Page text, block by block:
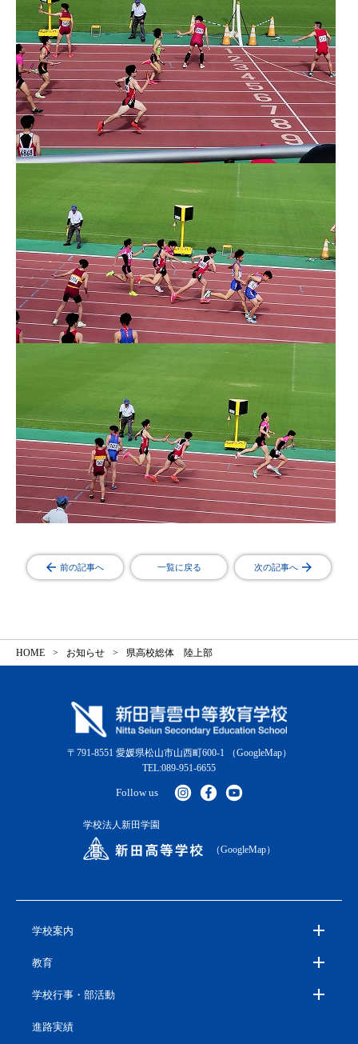
前の記事へ 一覧に戻る 次の記事へ
HOME お知らせ 県高校総体 陸上部
〒791-8551 愛媛県松山市山西町600-1
（GoogleMap）
TEL:089-951-6655
Follow us
学校法人新田学園
（GoogleMap）
学校案内
教育
学校行事・部活動
進路実績